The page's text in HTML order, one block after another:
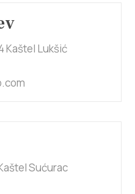
Kaštel Lukšić
Sućurac